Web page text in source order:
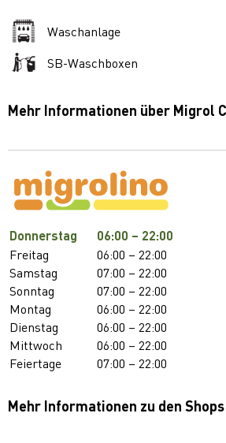
Waschanlage
SB-Waschboxen
Mehr Informationen über Migrol
Donnerstag 06:00 – 22:00
Freitag
06:00 – 22:00
Samstag
07:00 – 22:00
Sonntag
07:00 – 22:00
Montag
06:00 – 22:00
Dienstag
06:00 – 22:00
Mittwoch
06:00 – 22:00
Feiertage
07:00 – 22:00
Mehr Informationen zu den Shops